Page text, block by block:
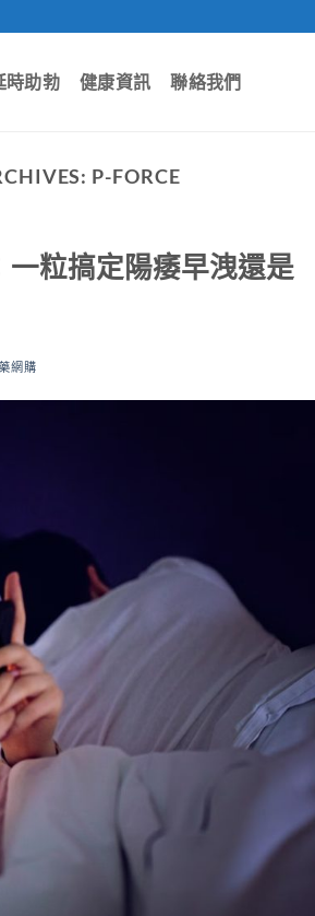
時助勃 健康資訊 聯絡我們
P-FORCE
粒搞定陽痿早洩還是
網購